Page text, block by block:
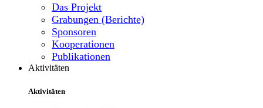
Das Projekt
Grabungen (Berichte)
Sponsoren
Kooperationen
Publikationen
Aktivitäten
Aktivitäten